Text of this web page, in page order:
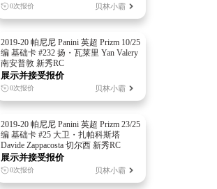
0次报价 贝林小霸
2019-20 帕尼尼 Panini 英超 Prizm 10/25
编 基础卡 #232 扬・瓦莱里 Yan Valery
南安普敦 新秀RC
展示并接受报价
0次报价 贝林小霸
2019-20 帕尼尼 Panini 英超 Prizm 23/25
编 基础卡 #25 大卫・扎帕科斯塔
Davide Zappacosta 切尔西 新秀RC
展示并接受报价
0次报价 贝林小霸